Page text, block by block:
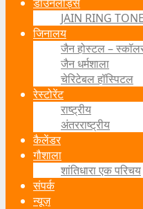
JAIN RING
जिनालय
जैन होस्टल –
जैन धर्मशाला
चेरिटेबल हॉस्पिटल
रेस्टोरेंट
राष्ट्रीय
अंतरराष्ट्रीय
कैलेंडर
गौशाला
शांतिधारा एक परिचय
संपर्क
न्यूज़